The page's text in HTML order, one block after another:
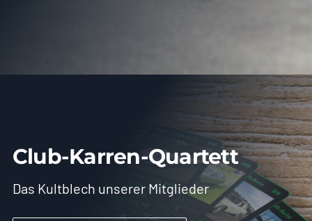
Club-Karren-Quartett
Das Kultblech unserer Mitglieder